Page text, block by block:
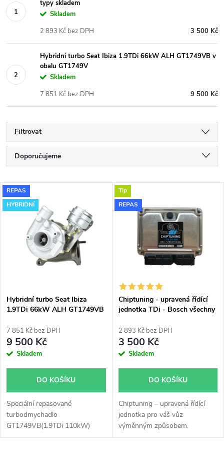
typy skladem
Skladem
3 500 Kč
2 893 Kč bez DPH
Hybridní turbo Seat Ibiza 1.9TDi 66kW ALH GT1749VB v
obalu GT1749V
Skladem
9 500 Kč
7 851 Kč bez DPH
Filtrovat
Ř
a
z
p
r
o
u
k
Doporučujeme
Nejdražší
Nejprodávanější
Abecedně
V
ý
s
p
r
o
d
u
k
REPAS
HYBRIDNÍ
Hybridní turbo Seat Ibiza
1.9TDi 66kW ALH GT1749VB
7 851 Kč bez DPH
9 500 Kč
Skladem
DO KOŠÍKU
Speciální repasované
turbodmychadlo
GT1749VB(1.9TDi 110kW)
instalované v obalu GT1749V
Tip
REPAS
Chiptuning - upravená řídící
jednotka TDi - Bosch všechny
2 893 Kč bez DPH
3 500 Kč
Skladem
DO KOŠÍKU
Chiptuning – upravená řídící
jednotka pro váš vůz
výměnným způsobem.